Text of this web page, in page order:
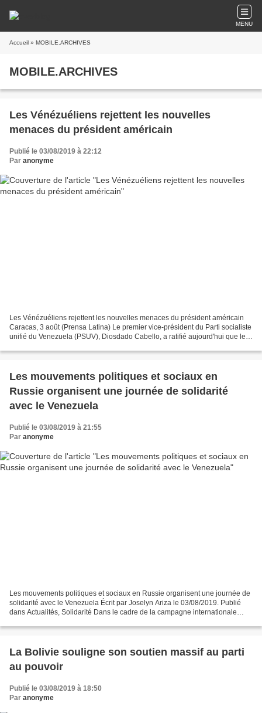
MENU
Accueil » MOBILE.ARCHIVES
MOBILE.ARCHIVES
Les Vénézuéliens rejettent les nouvelles
menaces du président américain
Publié le 03/08/2019 à 22:12
Par anonyme
Les Vénézuéliens rejettent les nouvelles menaces du président américain
Caracas, 3 août (Prensa Latina) Le premier vice-président du Parti socialiste
unifié du Venezuela (PSUV), Diosdado Cabello, a ratifié aujourd'hui que le
Les mouvements politiques et sociaux en
Russie organisent une journée de solidarité
avec le Venezuela
Publié le 03/08/2019 à 21:55
Par anonyme
Les mouvements politiques et sociaux en Russie organisent une journée de
solidarité avec le Venezuela Écrit par Joselyn Ariza le 03/08/2019. Publié
dans Actualités, Solidarité Dans le cadre de la campagne internationale
La Bolivie souligne son soutien massif au parti
au pouvoir
Publié le 03/08/2019 à 18:50
Par anonyme